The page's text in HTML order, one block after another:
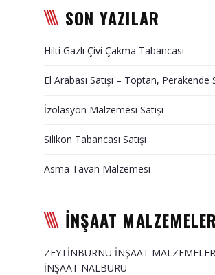
Duvar Paneli, Söve, Dekoratif
Kaplama
BİZE ULAŞIN
SON YAZILAR
Hilti Gazlı Çivi Çakma Tabancası
El Arabası Satışı – Toptan, Perakende
İzolasyon Malzemesi Satışı
Silikon Tabancası Satışı
Asma Tavan Malzemesi
İNŞAAT
ZEYTİNBURNU İNŞAAT
İNŞAAT NALBURU